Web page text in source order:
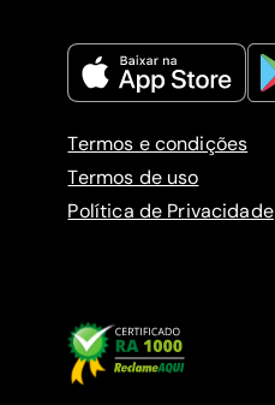
Termos e condições
Termos de uso
Política de Privacidade